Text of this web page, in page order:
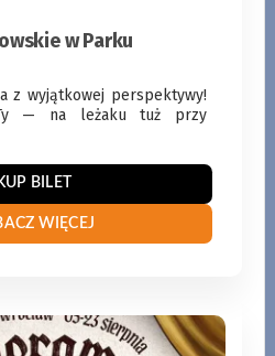
w Parku
z wyjątkowej perspektywy!
— na leżaku tuż przy